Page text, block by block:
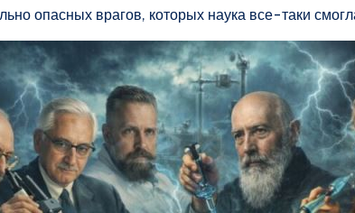
опасных врагов, которых наука все-таки